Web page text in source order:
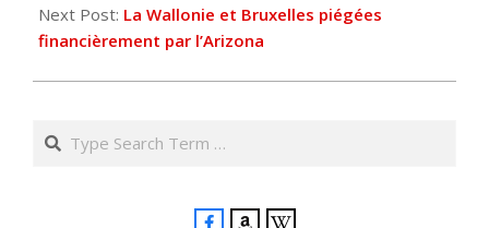
Next Post: La Wallonie et Bruxelles piégées
financièrement par l’Arizona
Search